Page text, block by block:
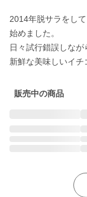
2014年脱サラをし
始めました。
日々試行錯誤しなが
新鮮な美味しいイチ
販売中の商品